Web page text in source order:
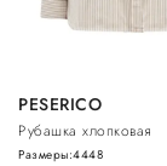
PESERICO
Рубашка хлопковая
Размеры:4448